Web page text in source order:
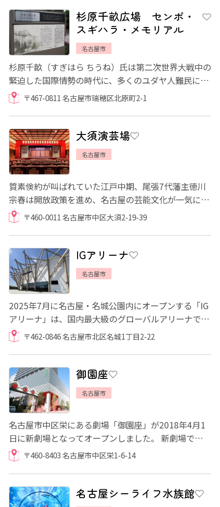
杉原千畝広場 センポ・
スギハラ・メモリアル
名古屋市
杉原千畝（すぎはら ちうね）氏は第二次世界大戦中の
緊迫した国際情勢の時代に、多くのユダヤ人難民にビ
ザを発給し命を救った外交官です。その杉原...
〒467-0811 名古屋市瑞穂区北原町2-1
大須演芸場
名古屋市
質素倹約が叫ばれていた江戸中期、尾張7代藩主徳川
宗春は開放政策を進め、名古屋の芸能文化が一気に開
花し、大須にも多くの芝居小屋が並んだといわ...
〒460-0011 名古屋市中区大須2-19-39
IGアリーナ
名古屋市
2025年7月に名古屋・名城公園内にオープンする「IG
アリーナ」は、国内最大級のグローバルアリーナで
す。スポーツ観戦から音楽ライブ、国際大会まで...
〒462-0846 名古屋市北区名城1丁目2-22
御園座
名古屋市
名古屋市中区栄にある劇場「御園座」が2018年4月1
日に新劇場となってオープンしました。 新劇場では以
前の御園座より舞台と客席の距離が近くなっ...
〒460-8403 名古屋市中区栄1-6-14
名古屋シーライフ水族館